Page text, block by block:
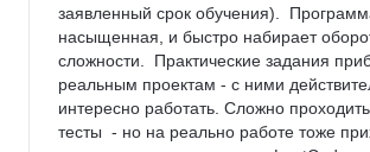
заявленный срок обучения).
насыщенная, и быстро набирает
сложности.  Практические задания
реальным проектам - с ними
интересно работать. Сложно
тесты  - но на реально работе тоже